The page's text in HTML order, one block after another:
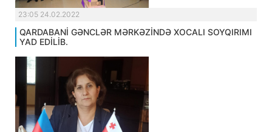
23:05 24.02.2022
QARDABANİ GƏNCLƏR MƏRKƏZİNDƏ XOCALI SOYQIRIMI
YAD EDİLİB.